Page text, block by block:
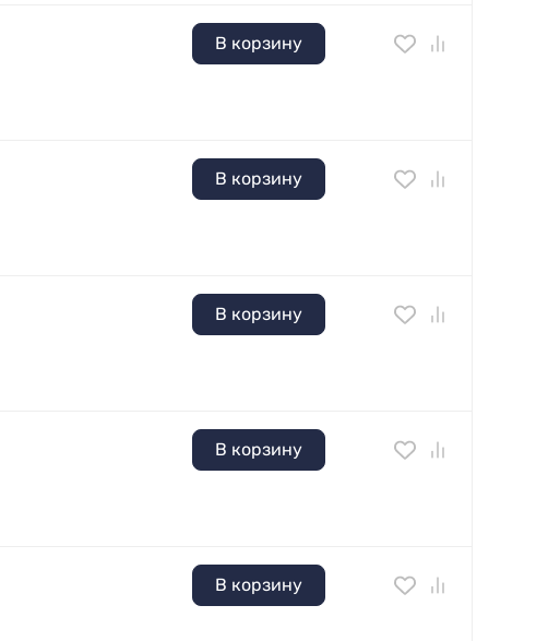
В корзину
В корзину
В корзину
В корзину
В корзину